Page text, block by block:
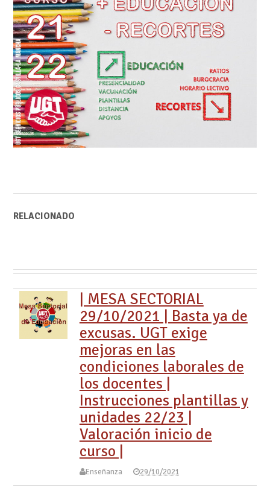
RELACIONADO
| MESA SECTORIAL
29/10/2021 | Basta ya de
excusas. UGT exige
mejoras en las
condiciones laborales de
los docentes |
Instrucciones plantillas y
unidades 22/23 |
Valoración inicio de
curso |
Enseñanza 29/10/2021